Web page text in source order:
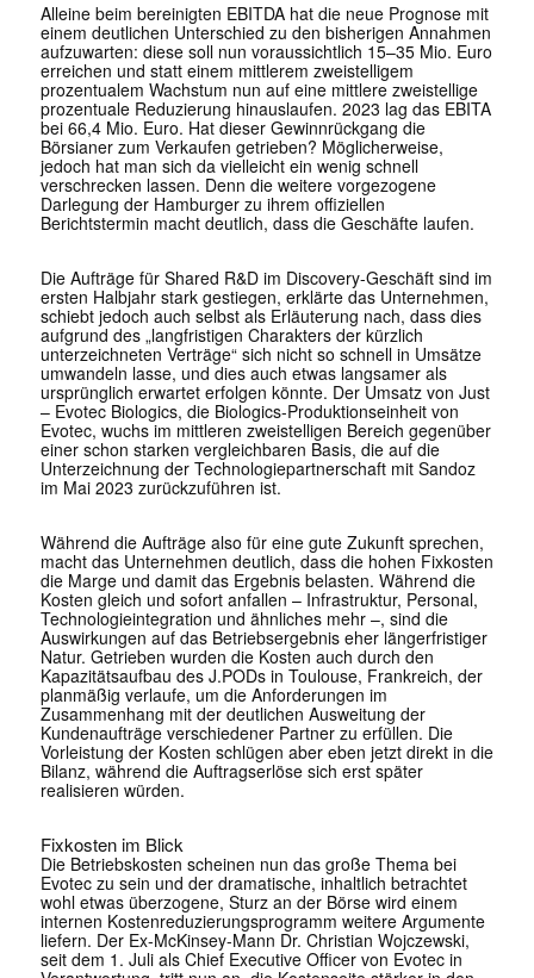
Alleine beim bereinigten EBITDA hat die neue Prognose mit
einem deutlichen Unterschied zu den bisherigen Annahmen
aufzuwarten: diese soll nun voraussichtlich 15–35 Mio. Euro
erreichen und statt einem mittlerem zweistelligem
prozentualem Wachstum nun auf eine mittlere zweistellige
prozentuale Reduzierung hinauslaufen. 2023 lag das EBITA
bei 66,4 Mio. Euro. Hat dieser Gewinnrückgang die
Börsianer zum Verkaufen getrieben? Möglicherweise,
jedoch hat man sich da vielleicht ein wenig schnell
verschrecken lassen. Denn die weitere vorgezogene
Darlegung der Hamburger zu ihrem offiziellen
Berichtstermin macht deutlich, dass die Geschäfte laufen.
Die Aufträge für Shared R&D im Discovery-Geschäft sind im
ersten Halbjahr stark gestiegen, erklärte das Unternehmen,
schiebt jedoch auch selbst als Erläuterung nach, dass dies
aufgrund des „langfristigen Charakters der kürzlich
unterzeichneten Verträge“ sich nicht so schnell in Umsätze
umwandeln lasse, und dies auch etwas langsamer als
ursprünglich erwartet erfolgen könnte. Der Umsatz von Just
– EvotecBiologics, die Biologics-Produktionseinheit von
Evotec, wuchs im mittleren zweistelligen Bereich gegenüber
einer schon starken vergleichbaren Basis, die auf die
Unterzeichnung der Technologiepartnerschaft mit Sandoz
im Mai 2023 zurückzuführen ist.
Während die Aufträge also für eine gute Zukunft sprechen,
macht das Unternehmen deutlich, dass die hohen Fixkosten
die Marge und damit das Ergebnis belasten. Während die
Kosten gleich und sofort anfallen – Infrastruktur, Personal,
Technologieintegration und ähnliches mehr –, sind die
Auswirkungen auf das Betriebsergebnis eher längerfristiger
Natur. Getrieben wurden die Kosten auch durch den
Kapazitätsaufbau des J.PODs in Toulouse, Frankreich, der
planmäßig verlaufe, um die Anforderungen im
Zusammenhang mit der deutlichen Ausweitung der
Kundenaufträge verschiedener Partner zu erfüllen. Die
Vorleistung der Kosten schlügen aber eben jetzt direkt in die
Bilanz, während die Auftragserlöse sich erst später
realisieren würden.
Fixkosten im Blick
Die Betriebskosten scheinen nun das große Thema bei
Evotec zu sein und der dramatische, inhaltlich betrachtet
wohl etwas überzogene, Sturz an der Börse wird einem
internen Kostenreduzierungsprogramm weitere Argumente
liefern. Der Ex-McKinsey-Mann Dr. Christian Wojczewski,
seit dem 1. Juli als Chief Executive Officer von Evotec in